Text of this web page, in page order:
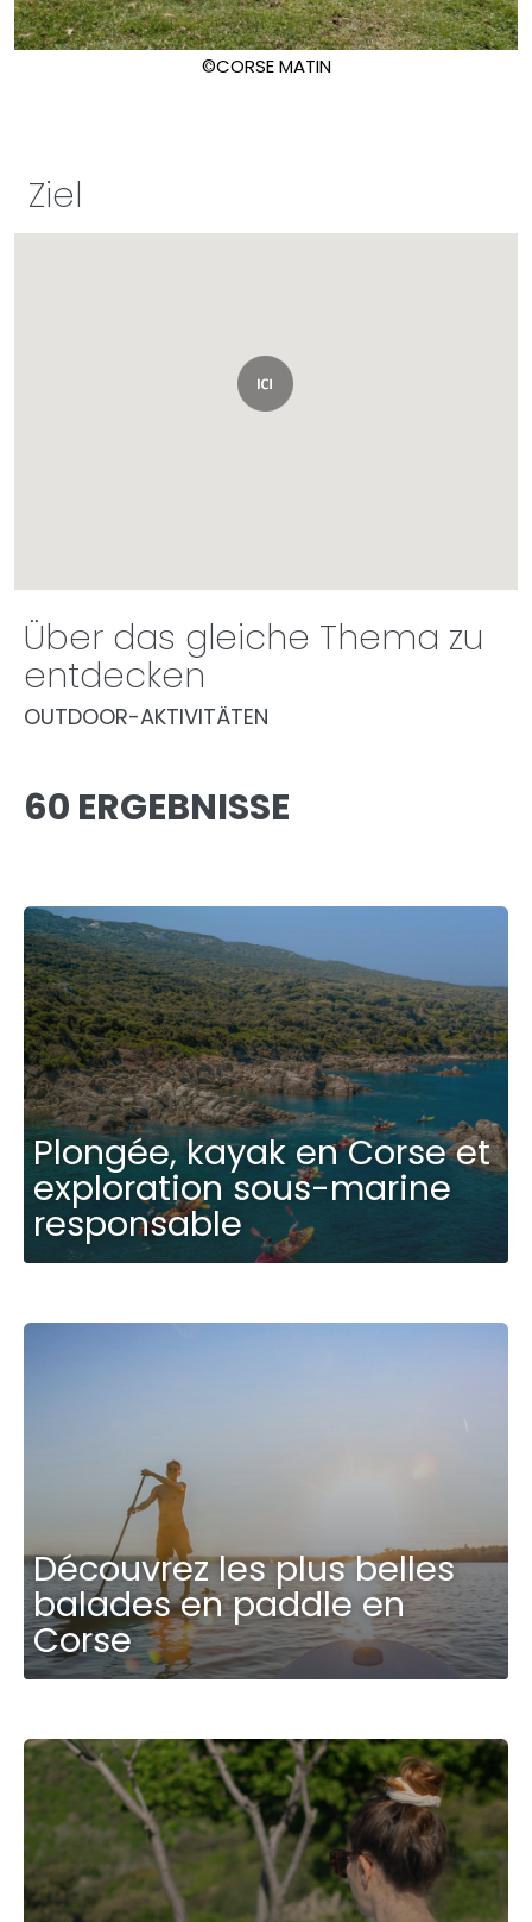
©CORSE MATIN
Ziel
Über das gleiche Thema zu
entdecken
OUTDOOR-AKTIVITÄTEN
60 ERGEBNISSE
Plongée, kayak en Corse et
exploration sous-marine
responsable
Découvrez les plus belles
balades en paddle en
Corse